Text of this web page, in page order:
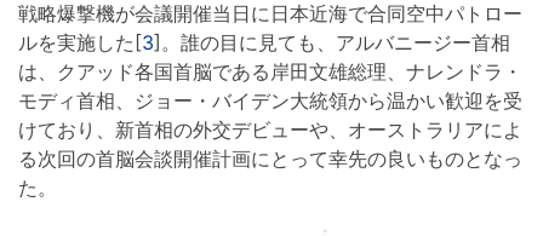
戦略爆撃機が会議開催当日に日本近海で合同空中パトロー
ルを実施した[3]。誰の目に見ても、アルバニージー首相
は、クアッド各国首脳である岸田文雄総理、ナレンドラ・
モディ首相、ジョー・バイデン大統領から温かい歓迎を受
けており、新首相の外交デビューや、オーストラリアによ
る次回の首脳会談開催計画にとって幸先の良いものとなっ
た。